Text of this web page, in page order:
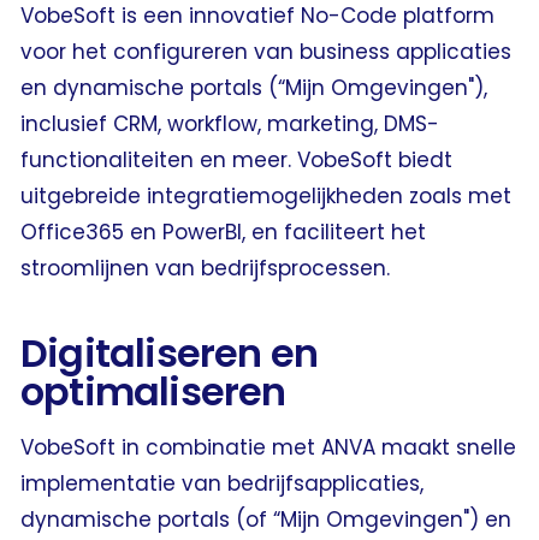
VobeSoft is een innovatief No-Code platform
voor het configureren van business applicaties
en dynamische portals (“Mijn Omgevingen"),
inclusief CRM, workflow, marketing, DMS-
functionaliteiten en meer. VobeSoft biedt
uitgebreide integratiemogelijkheden zoals met
Office365 en PowerBI, en faciliteert het
stroomlijnen van bedrijfsprocessen.
Digitaliseren en
optimaliseren
VobeSoft in combinatie met ANVA maakt snelle
implementatie van bedrijfsapplicaties,
dynamische portals (of “Mijn Omgevingen") en